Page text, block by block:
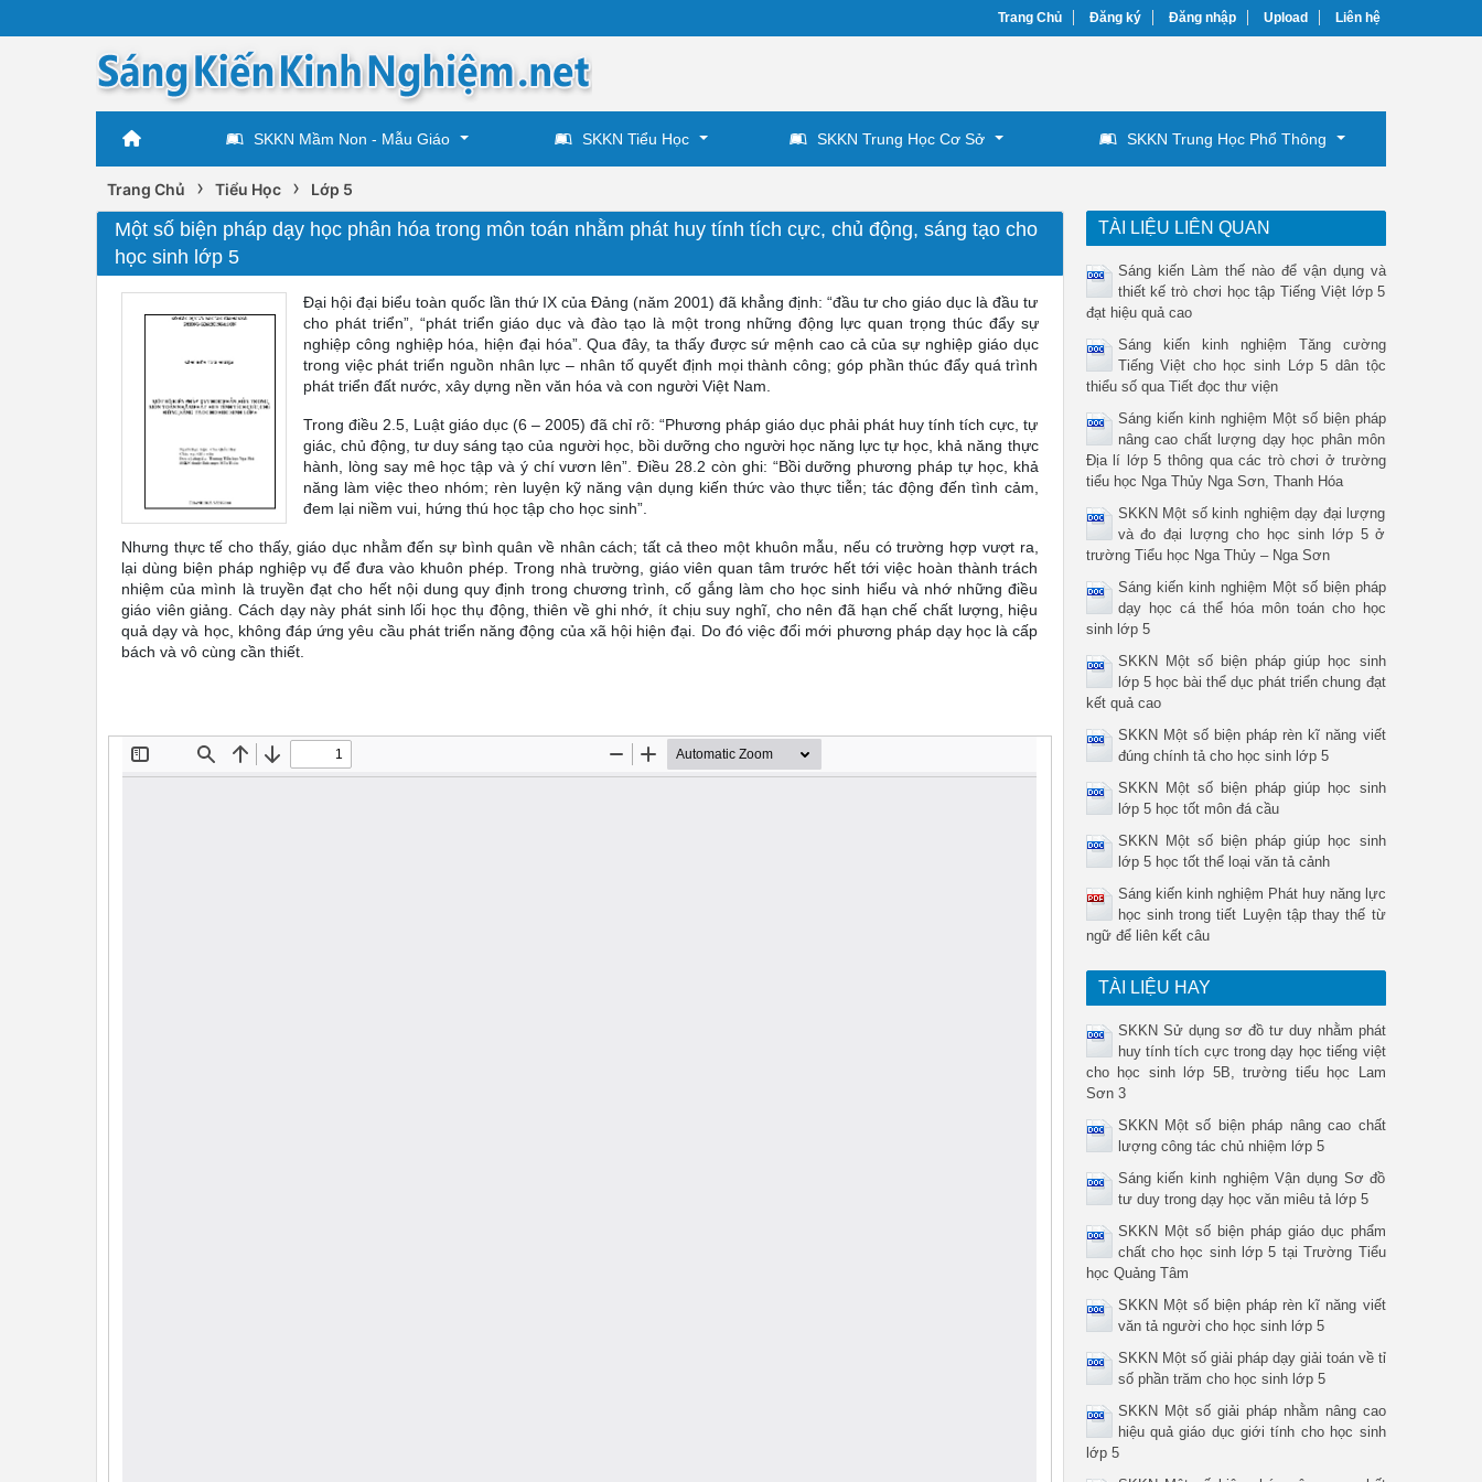
Trang Chủ Đăng ký Đăng nhập Upload Liên hệ
SKKN Mầm Non - Mẫu Giáo SKKN Tiểu Học SKKN Trung Học Cơ Sở SKKN Trung Học Phổ Thông
Trang Chủ › Tiểu Học › Lớp 5
Một số biện pháp dạy học phân hóa trong môn toán nhằm phát huy tính tích cực, chủ động, sáng tạo cho
học sinh lớp 5
Đại hội đại biểu toàn quốc lần thứ IX của Đảng (năm 2001) đã khẳng định: “đầu tư cho giáo dục là đầu tư
cho phát triển”, “phát triển giáo dục và đào tạo là một trong những động lực quan trọng thúc đẩy sự
nghiệp công nghiệp hóa, hiện đại hóa”. Qua đây, ta thấy được sứ mệnh cao cả của sự nghiệp giáo dục
trong việc phát triển nguồn nhân lực – nhân tố quyết định mọi thành công; góp phần thúc đẩy quá trình
phát triển đất nước, xây dựng nền văn hóa và con người Việt Nam.
Trong điều 2.5, Luật giáo dục (6 – 2005) đã chỉ rõ: “Phương pháp giáo dục phải phát huy tính tích cực, tự
giác, chủ động, tư duy sáng tạo của người học, bồi dưỡng cho người học năng lực tự học, khả năng thực
hành, lòng say mê học tập và ý chí vươn lên”. Điều 28.2 còn ghi: “Bồi dưỡng phương pháp tự học, khả
năng làm việc theo nhóm; rèn luyện kỹ năng vận dụng kiến thức vào thực tiễn; tác động đến tình cảm,
đem lại niềm vui, hứng thú học tập cho học sinh”.
Nhưng thực tế cho thấy, giáo dục nhằm đến sự bình quân về nhân cách; tất cả theo một khuôn mẫu, nếu có trường hợp vượt ra,
lại dùng biện pháp nghiệp vụ để đưa vào khuôn phép. Trong nhà trường, giáo viên quan tâm trước hết tới việc hoàn thành trách
nhiệm của mình là truyền đạt cho hết nội dung quy định trong chương trình, cố gắng làm cho học sinh hiểu và nhớ những điều
giáo viên giảng. Cách dạy này phát sinh lối học thụ động, thiên về ghi nhớ, ít chịu suy nghĩ, cho nên đã hạn chế chất lượng, hiệu
quả dạy và học, không đáp ứng yêu cầu phát triển năng động của xã hội hiện đại. Do đó việc đổi mới phương pháp dạy học là cấp
bách và vô cùng cần thiết.
TÀI LIỆU LIÊN QUAN
Sáng kiến Làm thế nào để vận dụng và
thiết kế trò chơi học tập Tiếng Việt lớp 5
đạt hiệu quả cao
Sáng kiến kinh nghiệm Tăng cường
Tiếng Việt cho học sinh Lớp 5 dân tộc
thiểu số qua Tiết đọc thư viện
Sáng kiến kinh nghiệm Một số biện pháp
nâng cao chất lượng dạy học phân môn
Địa lí lớp 5 thông qua các trò chơi ở trường
tiểu học Nga Thủy Nga Sơn, Thanh Hóa
SKKN Một số kinh nghiệm dạy đại lượng
và đo đại lượng cho học sinh lớp 5 ở
trường Tiểu học Nga Thủy – Nga Sơn
Sáng kiến kinh nghiệm Một số biện pháp
dạy học cá thể hóa môn toán cho học
sinh lớp 5
SKKN Một số biện pháp giúp học sinh
lớp 5 học bài thể dục phát triển chung đạt
kết quả cao
SKKN Một số biện pháp rèn kĩ năng viết
đúng chính tả cho học sinh lớp 5
SKKN Một số biện pháp giúp học sinh
lớp 5 học tốt môn đá cầu
SKKN Một số biện pháp giúp học sinh
lớp 5 học tốt thể loại văn tả cảnh
Sáng kiến kinh nghiệm Phát huy năng lực
học sinh trong tiết Luyện tập thay thế từ
ngữ để liên kết câu
TÀI LIỆU HAY
SKKN Sử dụng sơ đồ tư duy nhằm phát
huy tính tích cực trong dạy học tiếng việt
cho học sinh lớp 5B, trường tiểu học Lam
Sơn 3
SKKN Một số biện pháp nâng cao chất
lượng công tác chủ nhiệm lớp 5
Sáng kiến kinh nghiệm Vận dụng Sơ đồ
tư duy trong dạy học văn miêu tả lớp 5
SKKN Một số biện pháp giáo dục phẩm
chất cho học sinh lớp 5 tại Trường Tiểu
học Quảng Tâm
SKKN Một số biện pháp rèn kĩ năng viết
văn tả người cho học sinh lớp 5
SKKN Một số giải pháp dạy giải toán về tỉ
số phần trăm cho học sinh lớp 5
SKKN Một số giải pháp nhằm nâng cao
hiệu quả giáo dục giới tính cho học sinh
lớp 5